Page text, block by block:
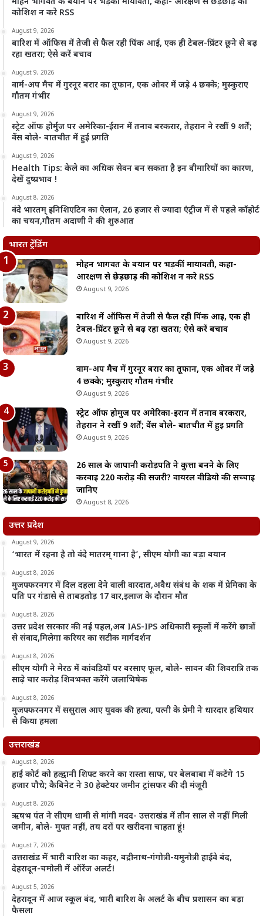
कोशिश न करे RSS
August 9, 2026
बारिश में ऑफिस में तेजी से फैल रही पिंक आई, एक ही टेबल-प्रिंटर छूने से बढ़
रहा खतरा; ऐसे करें बचाव
August 9, 2026
वार्म-अप मैच में गुरनूर बरार का तूफान, एक ओवर में जड़े 4 छक्के; मुस्कुराए
गौतम गंभीर
August 9, 2026
स्ट्रेट ऑफ होर्मुज पर अमेरिका-ईरान में तनाव बरकरार, तेहरान ने रखीं 9 शर्तें;
वेंस बोले- बातचीत में हुई प्रगति
August 9, 2026
Health Tips: केले का अधिक सेवन बन सकता है इन बीमारियों का कारण,
देखें दुष्प्रभाव !
August 8, 2026
वंदे भारतम् इनिशिएटिव का ऐलान, 26 हजार से ज्यादा एंट्रीज में से पहले कॉहोर्ट
का चयन,गौतम अदाणी ने की शुरुआत
भारत ट्रेंडिंग
मोहन भागवत के बयान पर भड़कीं मायावती, कहा-
आरक्षण से छेड़छाड़ की कोशिश न करे RSS
August 9, 2026
बारिश में ऑफिस में तेजी से फैल रही पिंक आई, एक ही
टेबल-प्रिंटर छूने से बढ़ रहा खतरा; ऐसे करें बचाव
August 9, 2026
वार्म-अप मैच में गुरनूर बरार का तूफान, एक ओवर में जड़े
4 छक्के; मुस्कुराए गौतम गंभीर
August 9, 2026
स्ट्रेट ऑफ होर्मुज पर अमेरिका-ईरान में तनाव बरकरार,
तेहरान ने रखीं 9 शर्तें; वेंस बोले- बातचीत में हुई प्रगति
August 9, 2026
26 साल के जापानी करोड़पति ने कुत्ता बनने के लिए
करवाई 220 करोड़ की सर्जरी? वायरल वीडियो की सच्चाई
जानिए
August 8, 2026
उत्तर प्रदेश
August 9, 2026
‘भारत में रहना है तो वंदे मातरम् गाना है’, सीएम योगी का बड़ा बयान
August 8, 2026
मुजफ्फरनगर में दिल दहला देने वाली वारदात,अवैध संबंध के शक में प्रेमिका के
पति पर गंडासे से ताबड़तोड़ 17 वार,इलाज के दौरान मौत
August 8, 2026
उत्तर प्रदेश सरकार की नई पहल,अब IAS-IPS अधिकारी स्कूलों में करेंगे छात्रों
से संवाद,मिलेगा करियर का सटीक मार्गदर्शन
August 8, 2026
सीएम योगी ने मेरठ में कांवड़ियों पर बरसाए फूल, बोले- सावन की शिवरात्रि तक
साढ़े चार करोड़ शिवभक्त करेंगे जलाभिषेक
August 8, 2026
मुजफ्फरनगर में ससुराल आए युवक की हत्या, पत्नी के प्रेमी ने धारदार हथियार
से किया हमला
उत्तराखंड
August 8, 2026
हाई कोर्ट को हल्द्वानी शिफ्ट करने का रास्ता साफ, पर बेलबाबा में कटेंगे 15
हजार पौधे; कैबिनेट ने 30 हेक्टेयर जमीन ट्रांसफर की दी मंजूरी
August 8, 2026
ऋषभ पंत ने सीएम धामी से मांगी मदद- उत्तराखंड में तीन साल से नहीं मिली
जमीन, बोले- मुफ्त नहीं, तय दरों पर खरीदना चाहता हूं!
August 7, 2026
उत्तराखंड में भारी बारिश का कहर, बद्रीनाथ-गंगोत्री-यमुनोत्री हाईवे बंद,
देहरादून-चमोली में ऑरेंज अलर्ट!
August 5, 2026
देहरादून में आज स्कूल बंद, भारी बारिश के अलर्ट के बीच प्रशासन का बड़ा
फैसला